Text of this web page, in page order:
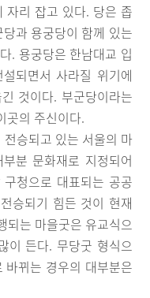
자리 잡고 있다. 당은 좁
과 용궁당이 함께 있는
. 용궁당은 한남대교 입
되면서 사라질 위기에
것이다. 부군당이라는
곳의 주신이다.
승되고 있는 서울의 마
분 문화재로 지정되어
청으로 대표되는 공공
승되기 힘든 것이 현재
되는 마을굿은 유교식으
이 든다. 무당굿 형식으
바뀌는 경우의 대부분은